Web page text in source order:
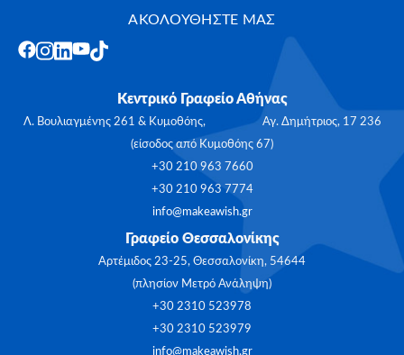
ΑΚΟΛΟΥΘΗΣΤΕ ΜΑΣ
Κεντρικό Γραφείο Αθήνας
Λ. Βουλιαγμένης 261 & Κυμοθόης, Αγ. Δημήτριος, 17 236
(είσοδος από Κυμοθόης 67)
+30 210 963 7660
+30 210 963 7774
info@makeawish.gr
Γραφείο Θεσσαλονίκης
Αρτέμιδος 23-25, Θεσσαλονίκη, 54644
(πλησίον Μετρό Ανάληψη)
+30 2310 523978
+30 2310 523979
info@makeawish.gr